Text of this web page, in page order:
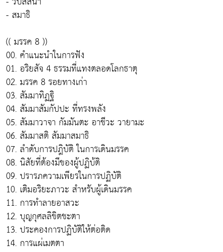
- สมาธิ
(( มรรค 8 ))
00. คำแนะนำในการฟัง
01. อริยสัจ 4 ธรรมที่แทงตลอดโลกธาตุ
02. มรรค 8 รอยทางเก่า
03. สัมมาทิฏฐิ
04. สัมมาสัมกัปปะ ที่ทรงพลัง
05. สัมมาวาจา กัมมันตะ อาชีวะ วายามะ
06. สัมมาสติ สัมมาสมาธิ
07. ลำดับการปฎิบัติ ในการเดินมรรค
08. นิสัยที่ต้องมีของผู้ปฏิบ้ติ
09. ปรารภความเพียรในการปฏิบัติ
10. เติมอริยะภาวะ สำหรับผู้เดินมรรค
11. การทำลายอาสวะ
12. บุญกุศลลิขิตชะตา
13. ประคองการปฏิบัติให้ต่อติด
14. การแผ่เมตตา